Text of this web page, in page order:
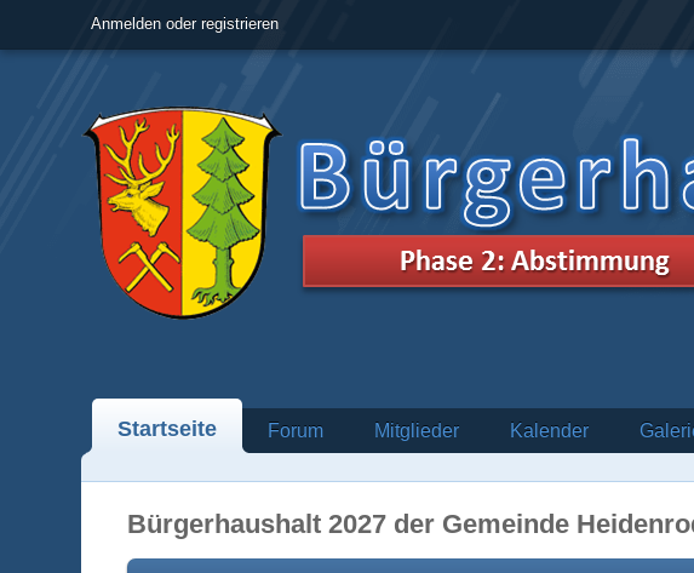
Anmelden oder registrieren
Startseite Forum Mitglieder Kalender
Bürgerhaushalt 2027 der Gemeinde